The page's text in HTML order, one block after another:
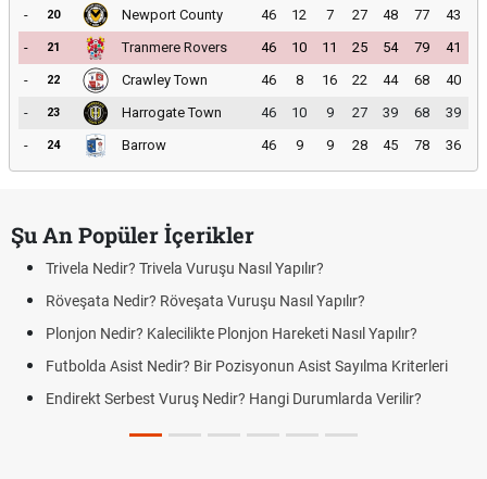
-
20 Newport County 46 12 7 27 48 77
43
-
21 Tranmere Rovers 46 10 11 25 54 79
41
-
22 Crawley Town 46 8 16 22 44 68
40
-
23 Harrogate Town 46 10 9 27 39 68
39
-
24 Barrow 46 9 9 28 45 78 36
Şu An Popüler İçerikler
Trivela Nedir? Trivela Vuruşu Nasıl Yapılır?
Röveşata Nedir? Röveşata Vuruşu Nasıl Yapılır?
Plonjon Nedir? Kalecilikte Plonjon Hareketi Nasıl Yapılır?
Futbolda Asist Nedir? Bir Pozisyonun Asist Sayılma Kriterleri
Endirekt Serbest Vuruş Nedir? Hangi Durumlarda Verilir?